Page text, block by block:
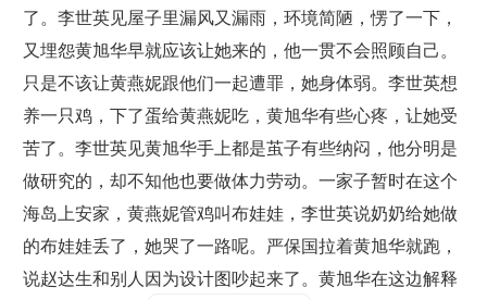
了。李世英见屋子里漏风又漏雨，环境简陋，愣了一下，
又埋怨黄旭华早就应该让她来的，他一贯不会照顾自己。
只是不该让黄燕妮跟他们一起遭罪，她身体弱。李世英想
养一只鸡，下了蛋给黄燕妮吃，黄旭华有些心疼，让她受
苦了。李世英见黄旭华手上都是茧子有些纳闷，他分明是
做研究的，却不知他也要做体力劳动。一家子暂时在这个
海岛上安家，黄燕妮管鸡叫布娃娃，李世英说奶奶给她做
的布娃娃丢了，她哭了一路呢。严保国拉着黄旭华就跑，
说赵达生和别人因为设计图吵起来了。黄旭华在这边解释